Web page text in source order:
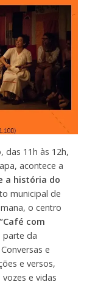
das 11h às 12h,
acontece a
a história do
municipal de
o centro
“Café com
parte da
e
e versos,
e vidas